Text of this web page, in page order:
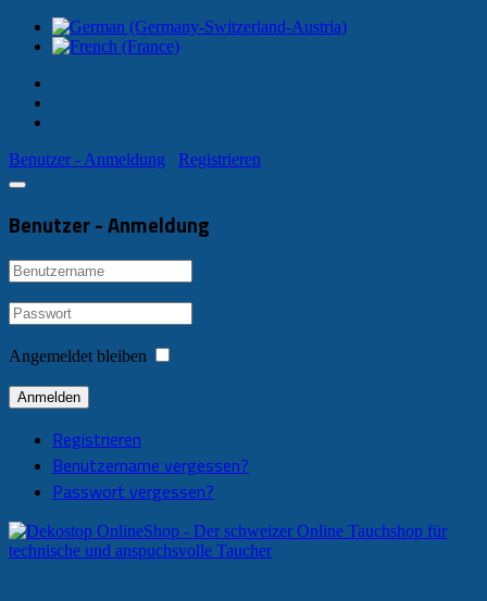
Benutzer - Anmeldung Registrieren
Benutzer - Anmeldung
Angemeldet bleiben
Anmelden
Registrieren
Benutzername vergessen?
Passwort vergessen?